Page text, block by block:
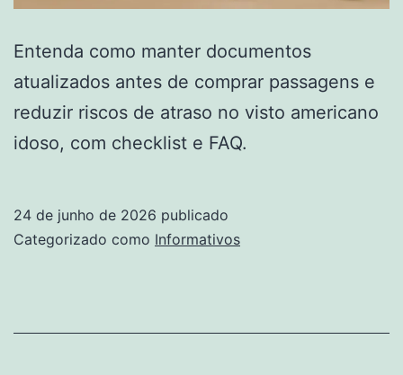
Entenda como manter documentos
atualizados antes de comprar passagens e
reduzir riscos de atraso no visto americano
idoso, com checklist e FAQ.
24 de junho de 2026 publicado
Categorizado como Informativos